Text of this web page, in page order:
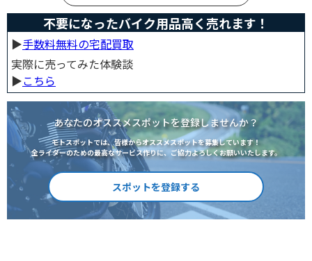
不要になったバイク用品高く売れます！
▶︎手数料無料の宅配買取
実際に売ってみた体験談
▶︎こちら
あなたのオススメスポットを登録しませんか？
モトスポットでは、皆様からオススメスポットを募集しています！
全ライダーのための最高なサービス作りに、ご協力よろしくお願いいたします。
スポットを登録する